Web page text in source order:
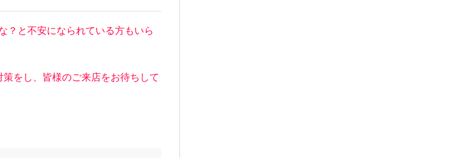
おります。 注意点としては
飲み物が提供できません！長時間メニュー
場の換気について 厚生労働省の基準に従
ン奥の小窓を開けてさらに換気を高めま
て密度を下げて営業しております。 一席を
？と不安になられている方もいら
をし、皆様のご来店をお待ちして